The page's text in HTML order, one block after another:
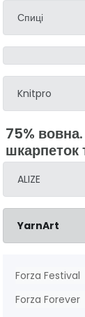
Спиці
Knitpro
75%
шкарпеток
ALIZE
YarnArt
Forza Festival
Forza Forever